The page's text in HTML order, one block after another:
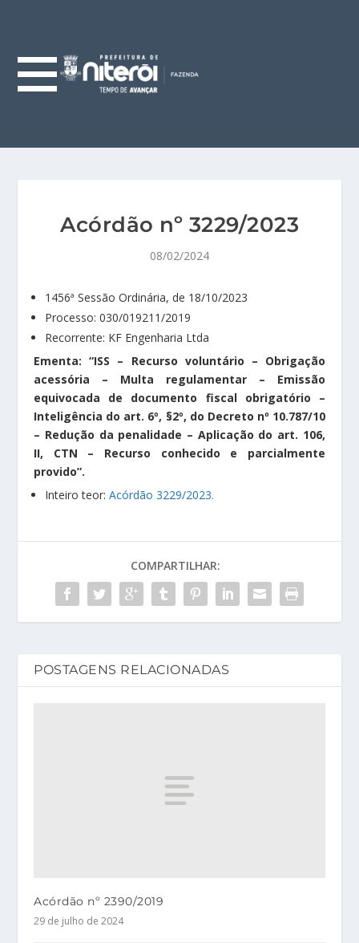
Acórdão nº 3229/2023
08/02/2024
1456ª Sessão Ordinária, de 18/10/2023
Processo: 030/019211/2019
Recorrente: KF Engenharia Ltda
Ementa: “ISS – Recurso voluntário – Obrigação
acessória – Multa regulamentar – Emissão
equivocada de documento fiscal obrigatório –
Inteligência do art. 6º, §2º, do Decreto nº 10.787/10
– Redução da penalidade – Aplicação do art. 106,
II, CTN – Recurso conhecido e parcialmente
provido”.
Inteiro teor:Acórdão 3229/2023.
COMPARTILHAR:
POSTAGENS RELACIONADAS
Acórdão nº 2390/2019
29 de julho de 2024